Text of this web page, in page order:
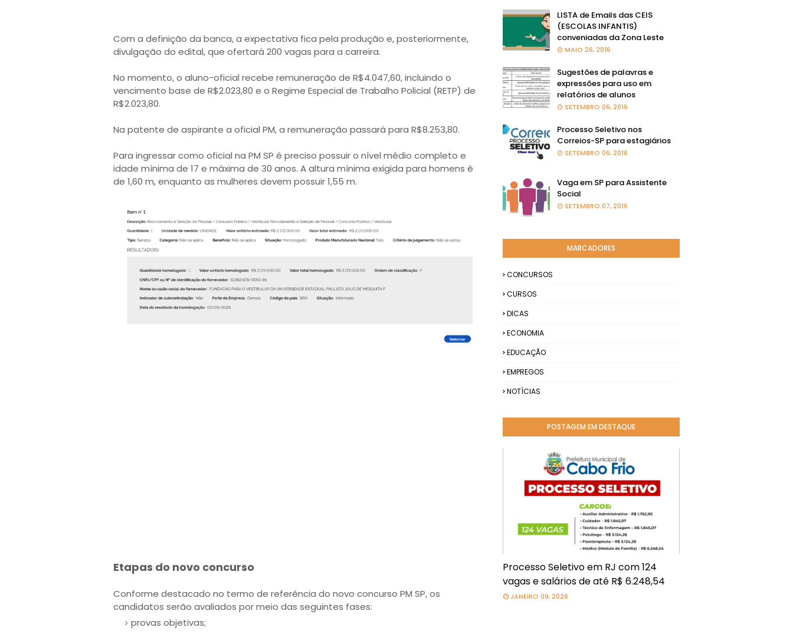
Com a definição da banca, a expectativa fica pela produção e, posteriormente,
divulgação do edital, que ofertará 200 vagas para a carreira.
No momento, o aluno-oficial recebe remuneração de R$4.047,60, incluindo o
vencimento base de R$2.023,80 e o Regime Especial de Trabalho Policial (RETP) de
R$2.023,80.
Na patente de aspirante a oficial PM, a remuneração passará para R$8.253,80.
Para ingressar como oficial na PM SP é preciso possuir o nível médio completo e
idade mínima de 17 e máxima de 30 anos. A altura mínima exigida para homens é
de 1,60 m, enquanto as mulheres devem possuir 1,55 m.
Etapas do novo concurso
Conforme destacado no termo de referência do novo concurso PM SP, os
candidatos serão avaliados por meio das seguintes fases:
provas objetivas;
LISTA de Emails das CEIS
(ESCOLAS INFANTIS)
conveniadas da Zona Leste
MAIO 26, 2016
Sugestões de palavras e
expressões para uso em
relatórios de alunos
SETEMBRO 06, 2016
Processo Seletivo nos
Correios-SP para estagiários
SETEMBRO 06, 2016
Vaga em SP para Assistente
Social
SETEMBRO 07, 2016
MARCADORES
CONCURSOS
CURSOS
DICAS
ECONOMIA
EDUCAÇÃO
EMPREGOS
NOTÍCIAS
POSTAGEM EM DESTAQUE
Processo Seletivo em RJ com 124
vagas e salários de até R$ 6.248,54
JANEIRO 09, 2026